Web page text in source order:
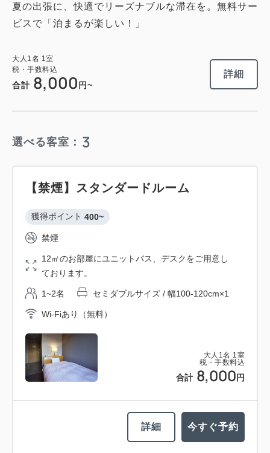
夏の出張に、快適でリーズナブルな滞在を。無料サー
ビスで「泊まるが楽しい！」
大人 1 名 1 室
税・手数料込
合計 8,000 円~
詳細
選べる客室： 3
大人 1 名 1 室
税・手数料込
合計 8,000 円
【禁煙】スタンダードルーム
獲得ポイント 400~
禁煙
12㎡のお部屋にユニットバス、デスクをご用意し
ております。
1~2名 セミダブルサイズ / 幅100-120cm×1
Wi-Fiあり（無料）
詳細 今すぐ予約